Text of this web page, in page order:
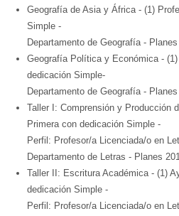
Geografía de Asia y África - (1)
Simple -
Departamento de Geografía -
Geografía Política y Económica -
dedicación Simple-
Departamento de Geografía -
Taller I: Comprensión y Producción
Primera con dedicación Simple -
Perfil: Profesor/a Licenciada/o en
Departamento de Letras - Planes
Taller II: Escritura Académica - (1)
dedicación Simple -
Perfil: Profesor/a Licenciada/o en